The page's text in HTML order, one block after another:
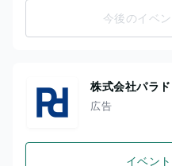
今後のイベ
株式会社パラ
広告
イベン